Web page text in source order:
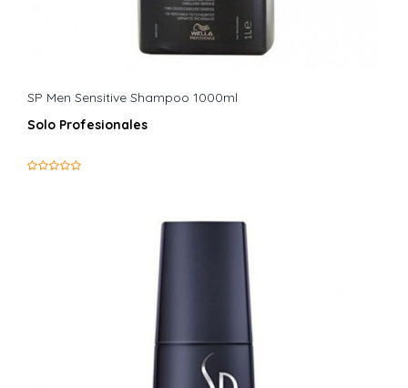
SP Men Sensitive Shampoo 1000ml
Solo Profesionales